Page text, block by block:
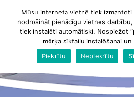
Mūsu interneta vietnē tiek izmantoti
nodrošināt pienācīgu vietnes
tiek instalēti automātiski. Nospiežot
mērķa sīkfailu instalēšanai un
Piekrītu
Nepiekrītu